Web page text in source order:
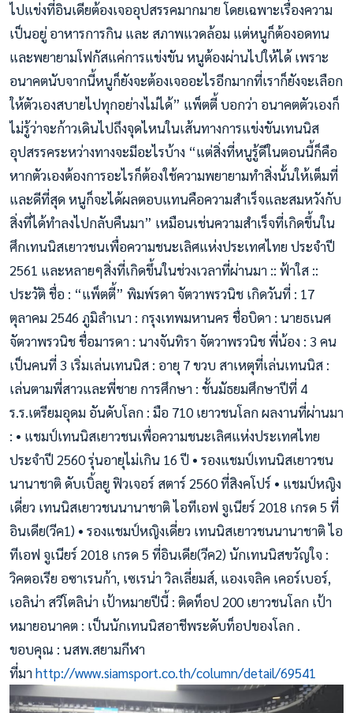
ไปแข่งที่อินเดียต้องเจออุปสรรคมากมาย โดยเฉพาะเรื่องความ
เป็นอยู่ อาหารการกิน และ สภาพแวดล้อม แต่หนูก็ต้องอดทน
และพยายามโฟกัสแค่การแข่งขัน หนูต้องผ่านไปให้ได้ เพราะ
อนาคตนับจากนี้หนูก็ยังจะต้องเจออะไรอีกมากที่เราก็ยังจะเลือก
ให้ตัวเองสบายไปทุกอย่างไม่ได้” แพ็ตตี้ บอกว่า อนาคตตัวเองก็
ไม่รู้ว่าจะก้าวเดินไปถึงจุดไหนในเส้นทางการแข่งขันเทนนิส
อุปสรรคระหว่างทางจะมีอะไรบ้าง “แต่สิ่งที่หนูรู้ดีในตอนนี้ก็คือ
หากตัวเองต้องการอะไรก็ต้องใช้ความพยายามทำสิ่งนั้นให้เต็มที่
และดีที่สุด หนูก็จะได้ผลตอบแทนคือความสำเร็จและสมหวังกับ
สิ่งที่ได้ทำลงไปกลับคืนมา” เหมือนเช่นความสำเร็จที่เกิดขึ้นใน
ศึกเทนนิสเยาวชนเพื่อความชนะเลิศแห่งประเทศไทย ประจำปี
2561 และหลายๆสิ่งที่เกิดขึ้นในช่วงเวลาที่ผ่านมา :: ฟ้าใส ::
ประวัติ ชื่อ : “แพ็ตตี้” พิมพ์รดา จัตวาพรวนิช เกิดวันที่ : 17
ตุลาคม 2546 ภูมิลำเนา : กรุงเทพมหานคร ชื่อบิดา : นายธเนศ
จัตวาพรวนิช ชื่อมารดา : นางจันทิรา จัตวาพรวนิช พี่น้อง : 3 คน
เป็นคนที่ 3 เริ่มเล่นเทนนิส : อายุ 7 ขวบ สาเหตุที่เล่นเทนนิส :
เล่นตามพี่สาวและพี่ชาย การศึกษา : ชั้นมัธยมศึกษาปีที่ 4
ร.ร.เตรียมอุดม อันดับโลก : มือ 710 เยาวชนโลก ผลงานที่ผ่านมา
: • แชมป์เทนนิสเยาวชนเพื่อความชนะเลิศแห่งประเทศไทย
ประจำปี 2560 รุ่นอายุไม่เกิน 16 ปี • รองแชมป์เทนนิสเยาวชน
นานาชาติ ดับเบิ้ลยู ฟิวเจอร์ สตาร์ 2560 ที่สิงคโปร์ • แชมป์หญิง
เดี่ยว เทนนิสเยาวชนนานาชาติ ไอทีเอฟ จูเนียร์ 2018 เกรด 5 ที่
อินเดีย(วีค1) • รองแชมป์หญิงเดี่ยว เทนนิสเยาวชนนานาชาติ ไอ
ทีเอฟ จูเนียร์ 2018 เกรด 5 ที่อินเดีย(วีค2) นักเทนนิสขวัญใจ :
วิคตอเรีย อซาเรนก้า, เซเรน่า วิลเลี่ยมส์, แองเจลิค เคอร์เบอร์,
เอลิน่า สวีโตลิน่า เป้าหมายปีนี้ : ติดท็อป 200 เยาวชนโลก เป้า
หมายอนาคต : เป็นนักเทนนิสอาชีพระดับท็อปของโลก .
ขอบคุณ : นสพ.สยามกีฬา
ที่มาhttp://www.siamsport.co.th/column/detail/69541